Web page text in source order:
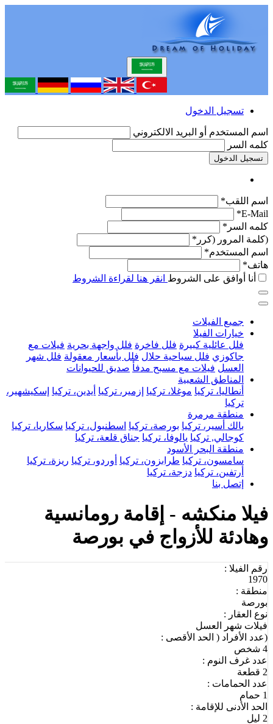
تسجيل الدخول
اسم المستخدم أو البريد الالكتروني
كلمه السر
تسجيل الدخول
اسم اللقب*
E-Mail*
كلمه السر*
(كلمة المرور (كرر*
اسم المستخدم*
هاتف*
أنا أوافق على الشروط انقر هنا لقراءة الشروط
جميع الفيلات
خيارات الفيلا
فلل عائلية كبيرة فلل فاخرة فلل واجهة بحرية فيلات مع
جاكوزي فلل سياحية حلال فلل بأسعار معقولة فلل شهر
العسل فيلات مع مسبح مدفأ صديق للحيوانات
المناطق الشعبية
أنطاليا، تركيا موغلا، تركيا إزمير، تركيا أيدين، تركيا إسكيشهير،
تركيا
منطقة مرمرة
بالك أسير، تركيا بورصة، تركيا اسطنبول، تركيا سكاريا، تركيا
كوجالي, تركيا يالوفا، تركيا جناق قلعة، تركيا
منطقة البحر الأسود
سامسون، تركيا طرابزون، تركيا أوردو، تركيا ريزة، تركيا
أرتفين، تركيا دزجة، تركيا
إتصل بنا
فيلا منكشه - إقامة رومانسية
وهادئة للأزواج في بورصة
رقم الفيلا :
1970
منطقة :
بورصة
نوع العقار :
فيلات شهر العسل
(عدد الأفراد ( الحد الأقصى :
4 شخص
عدد غرف النوم :
2 قطعة
عدد الحمامات :
1 حمام
الحد الأدنى للإقامة :
2 ليل